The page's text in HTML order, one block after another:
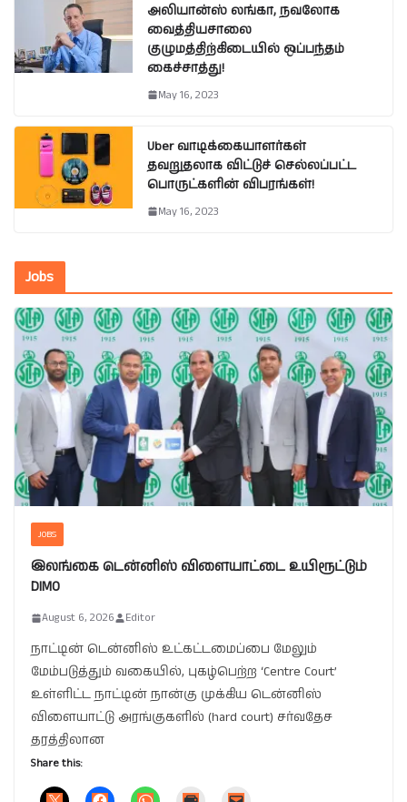
அலியான்ஸ் லங்கா, நவலோக
வைத்தியசாலை
குழுமத்திற்கிடையில் ஒப்பந்தம்
கைச்சாத்து!
May 16, 2023
Uber வாடிக்கையாளர்கள்
தவறுதலாக விட்டுச் செல்லப்பட்ட
பொருட்களின் விபரங்கள்!
May 16, 2023
Jobs
JOBS
இலங்கை டென்னிஸ் விளையாட்டை உயிரூட்டும்
DIMO
August 6, 2026 Editor
நாட்டின் டென்னிஸ் உட்கட்டமைப்பை மேலும்
மேம்படுத்தும் வகையில், புகழ்பெற்ற ‘Centre Court’
உள்ளிட்ட நாட்டின் நான்கு முக்கிய டென்னிஸ்
விளையாட்டு அரங்குகளில் (hard court) சர்வதேச
தரத்திலான
Share this: